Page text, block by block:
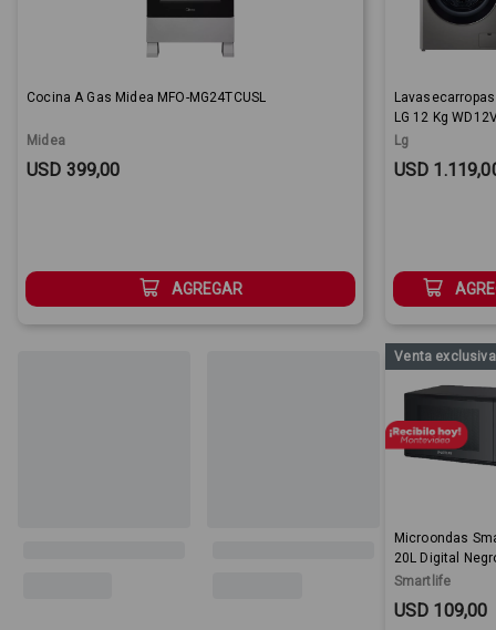
Cocina A Gas Midea MFO-MG24TCUSL
Midea
Sale Price:
USD 399,00
AGREGAR
LG 12 Kg
inverter
Lg
Sale Price:
USD
Venta
Microondas
20L Digital
SLMWO20MDB
Smartlife
Sale Price:
USD 109,00